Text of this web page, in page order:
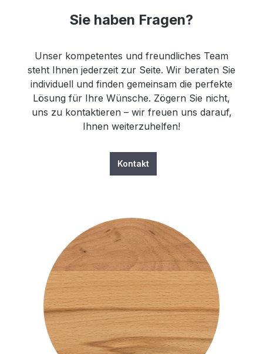
Sie haben Fragen?
Unser kompetentes und freundliches Team
steht Ihnen jederzeit zur Seite. Wir beraten Sie
individuell und finden gemeinsam die perfekte
Lösung für Ihre Wünsche. Zögern Sie nicht,
uns zu kontaktieren – wir freuen uns darauf,
Ihnen weiterzuhelfen!
Kontakt